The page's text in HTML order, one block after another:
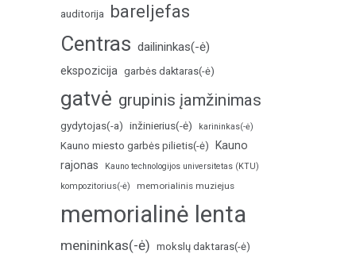
auditorija bareljefas
Centras dailininkas(-ė)
ekspozicija garbės daktaras(-ė)
gatvė grupinis įamžinimas
gydytojas(-a) inžinierius(-ė) karininkas(-ė)
Kauno miesto garbės pilietis(-ė)
Kauno
rajonas
Kauno technologijos universitetas (KTU)
kompozitorius(-ė)
memorialinis muziejus
memorialinė lenta
menininkas(-ė) mokslų daktaras(-ė)